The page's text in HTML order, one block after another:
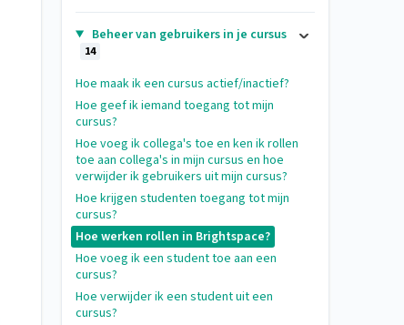
Beheer van gebruikers in je cursus
14
Hoe maak ik een cursus actief/inactief?
Hoe geef ik iemand toegang tot mijn
cursus?
Hoe voeg ik collega's toe en ken ik rollen
toe aan collega's in mijn cursus en hoe
verwijder ik gebruikers uit mijn cursus?
Hoe krijgen studenten toegang tot mijn
cursus?
Hoe werken rollen in Brightspace?
Hoe voeg ik een student toe aan een
cursus?
Hoe verwijder ik een student uit een
cursus?